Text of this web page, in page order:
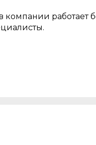
компании работает